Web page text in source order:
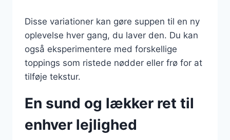
Disse variationer kan gøre suppen til en ny
oplevelse hver gang, du laver den. Du kan
også eksperimentere med forskellige
toppings som ristede nødder eller frø for at
tilføje tekstur.
En sund og lækker ret til
enhver lejlighed